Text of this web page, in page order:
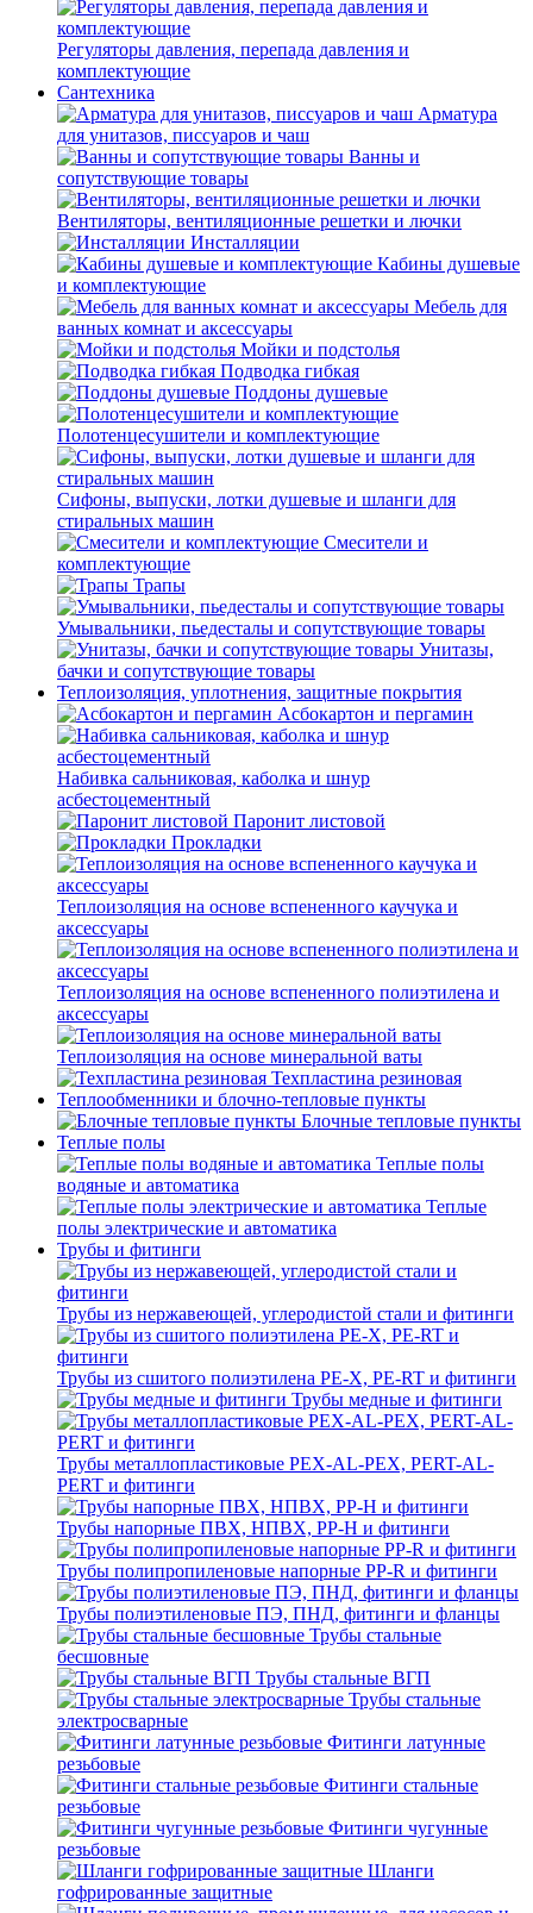
Регуляторы давления, перепада давления и
комплектующие
Сантехника
Арматура
для унитазов, писсуаров и чаш
Ванны и
сопутствующие товары
Вентиляторы, вентиляционные решетки и лючки
Инсталляции
Кабины душевые
и комплектующие
Мебель для
ванных комнат и аксессуары
Мойки и подстолья
Подводка гибкая
Поддоны душевые
Полотенцесушители и комплектующие
Сифоны, выпуски, лотки душевые и шланги для
стиральных машин
Смесители и
комплектующие
Трапы
Умывальники, пьедесталы и сопутствующие товары
Унитазы,
бачки и сопутствующие товары
Теплоизоляция, уплотнения, защитные покрытия
Асбокартон и пергамин
Набивка сальниковая, каболка и шнур
асбестоцементный
Паронит листовой
Прокладки
Теплоизоляция на основе вспененного каучука и
аксессуары
Теплоизоляция на основе вспененного полиэтилена и
аксессуары
Теплоизоляция на основе минеральной ваты
Техпластина резиновая
Теплообменники и блочно-тепловые пункты
Блочные тепловые пункты
Теплые полы
Теплые полы
водяные и автоматика
Теплые
полы электрические и автоматика
Трубы и фитинги
Трубы из нержавеющей, углеродистой стали и фитинги
Трубы из сшитого полиэтилена PE-X, PE-RT и фитинги
Трубы медные и фитинги
Трубы металлопластиковые PEX-AL-PEX, PERT-AL-
PERT и фитинги
Трубы напорные ПВХ, НПВХ, PP-H и фитинги
Трубы полипропиленовые напорные PP-R и фитинги
Трубы полиэтиленовые ПЭ, ПНД, фитинги и фланцы
Трубы стальные
бесшовные
Трубы стальные ВГП
Трубы стальные
электросварные
Фитинги латунные
резьбовые
Фитинги стальные
резьбовые
Фитинги чугунные
резьбовые
Шланги
гофрированные защитные